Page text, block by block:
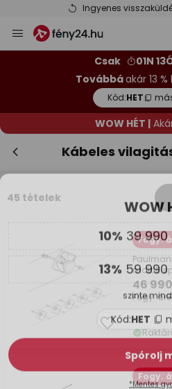
Ingyenes
Ugrás
a
Csak
01N
Továbbáakár 13
Kód:HET
WOW HÉT |
Kábeles
45 tételek
Fogy.
matt 5
46
Fogy. ár
Fogy.
10% 39 990
13%59 990
szinte
Kód:HET
Spórolj
*Mentes